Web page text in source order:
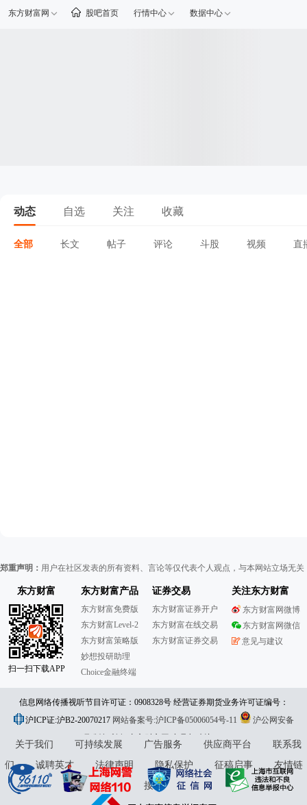
东方财富网 股吧首页 行情中心 数据中心
动态 自选 关注 收藏
全部 长文 帖子 评论 斗股 视频 直
郑重声明： 用户在社区发表的所有资料、言论等仅代表个人观点，与本网站立场无
东方财富
扫一扫下载APP
东方财富产品
东方财富免费版
东方财富Level-2
东方财富策略版
妙想投研助理
Choice金融终端
证券交易
东方财富证券开户
东方财富在线交易
东方财富证券交易
关注东方财富
东方财富网微博
东方财富网微信
意见与建议
信息网络传播视听节目许可证：0908328号 经营证券期货业务许可证编号：
913101046312860336 违法和不良信息举报:021-61278686 举报邮箱：
jubao@eastmoney.com
沪ICP证:沪B2-20070217 网站备案号:沪ICP备05006054号-11
沪公网安备
31010402000120号版权所有:东方财富网意见与建议:4000300059/952500
关于我们 可持续发展 广告服务 供应商平台
联系我
们
诚聘英才 法律声明 隐私保护 征稿启事
友情链
接